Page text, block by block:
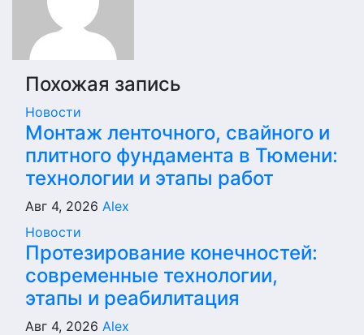
Похожая запись
Новости
Монтаж ленточного, свайного и
плитного фундамента в Тюмени:
технологии и этапы работ
Авг 4, 2026 Alex
Новости
Протезирование конечностей:
современные технологии,
этапы и реабилитация
Авг 4, 2026 Alex